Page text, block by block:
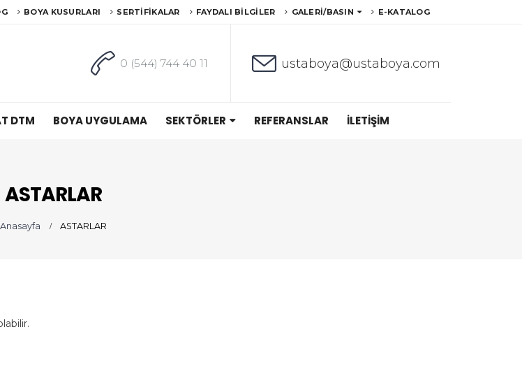
BOYA KUSURLARI SERTIFIKALAR FAYDALI BILGILER GALERI/BASIN E-KATALOG
0 (544) 744 40 11 ustaboya@ustaboya.com
DTM BOYA UYGULAMA SEKTÖRLER REFERANSLAR İLETIŞIM
ASTARLAR
Anasayfa ASTARLAR